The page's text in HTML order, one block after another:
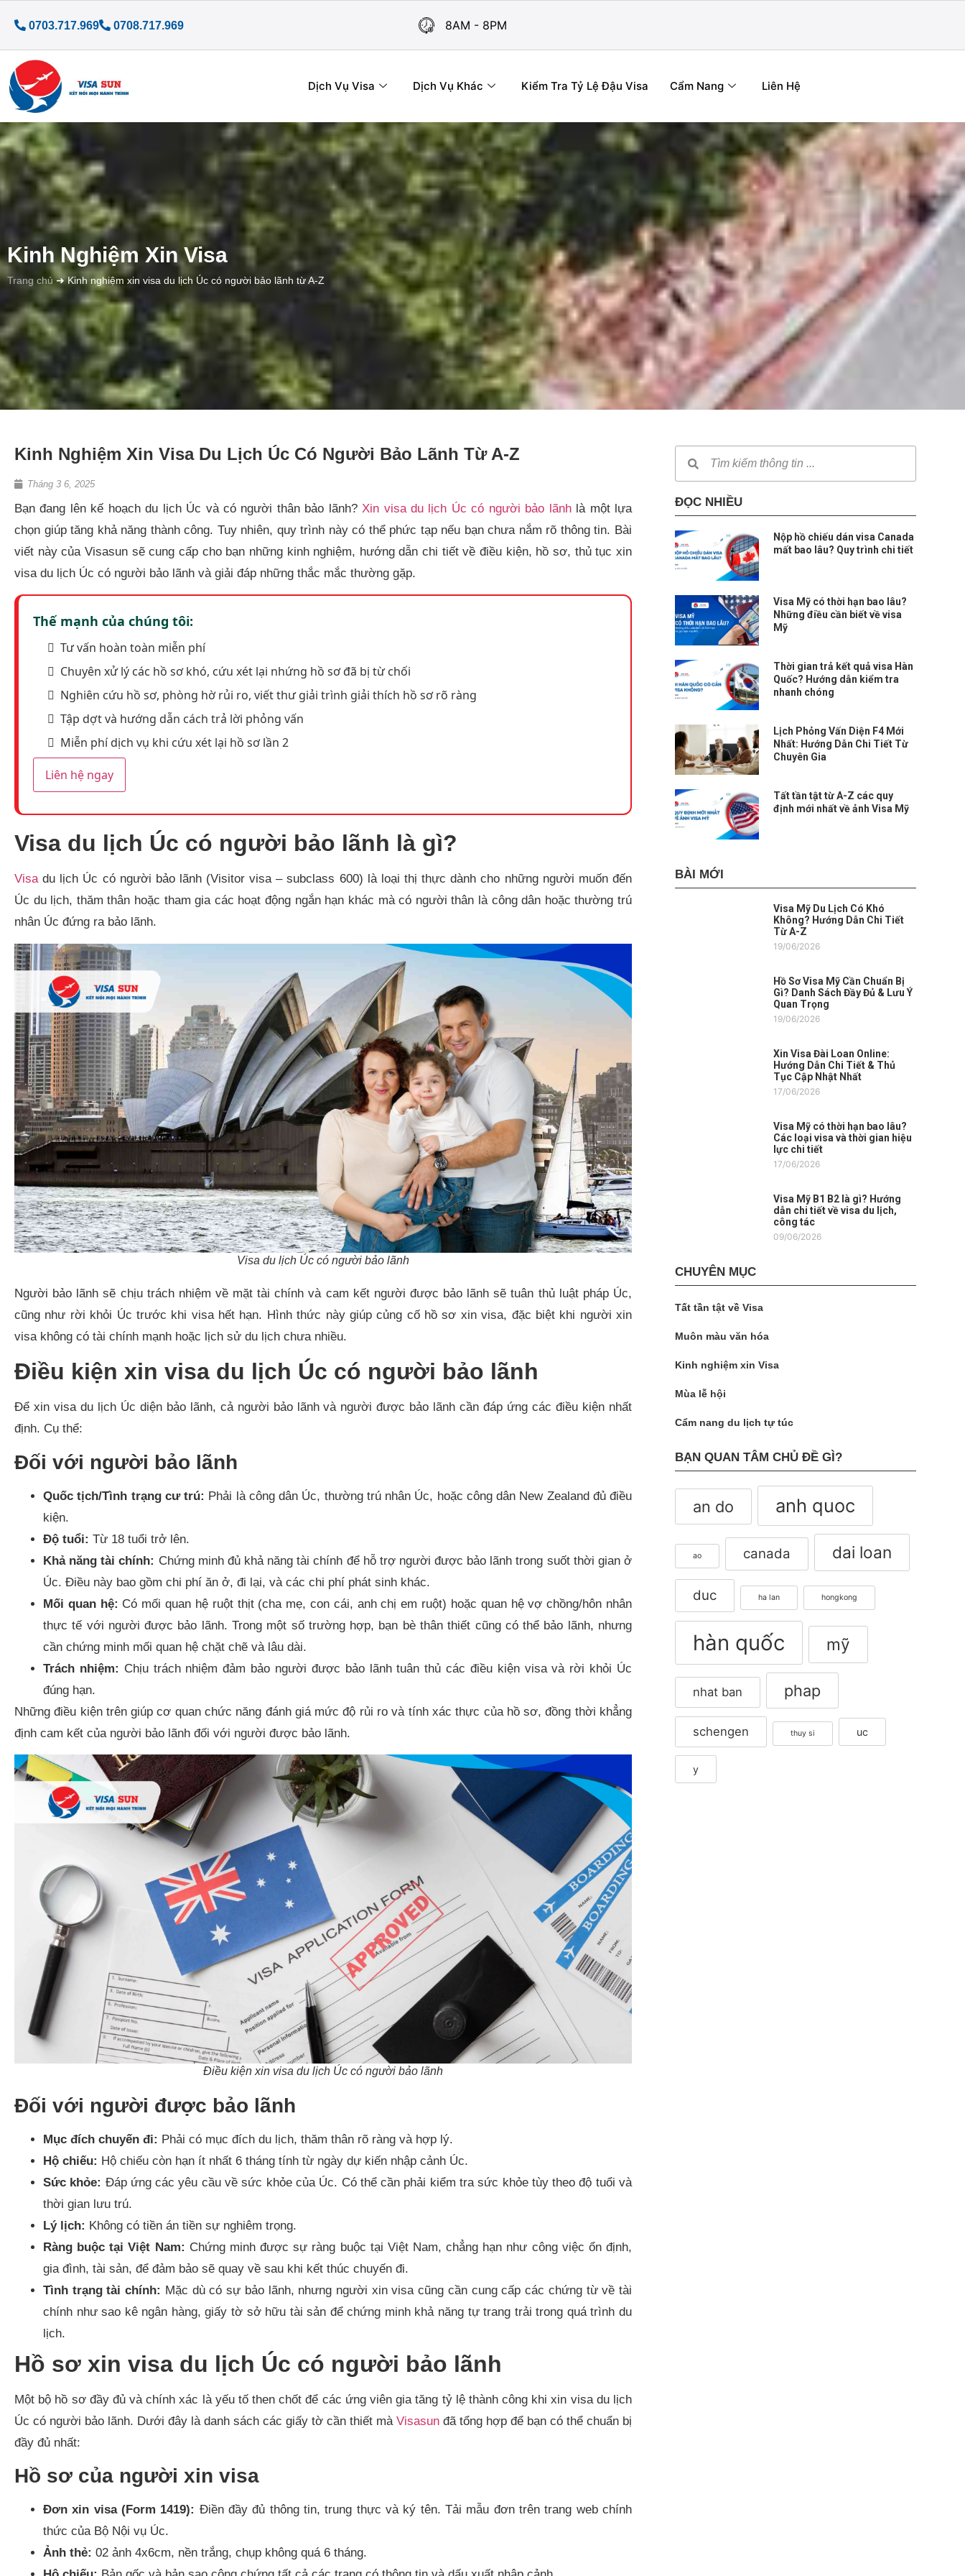
0703.717.969 0708.717.969 8AM - 8PM
Dịch Vụ Visa Dịch Vụ Khác Kiểm Tra Tỷ Lệ Đậu Visa Cẩm Nang Liên Hệ
Kinh Nghiệm Xin Visa
Trang chủ➜Kinh nghiệm xin visa du lịch Úc có người bảo lãnh từ A-Z
Kinh Nghiệm Xin Visa Du Lịch Úc Có Người Bảo Lãnh Từ A-Z
Tháng 3 6, 2025
Bạn đang lên kế hoạch du lịch Úc và có người thân bảo lãnh?Xin visa du lịch Úc có người bảo lãnhlà một lựa
chọn giúp tăng khả năng thành công. Tuy nhiên, quy trình này có thể phức tạp nếu bạn chưa nắm rõ thông tin. Bài
viết này của Visasun sẽ cung cấp cho bạn những kinh nghiệm, hướng dẫn chi tiết về điều kiện, hồ sơ, thủ tục xin
visa du lịch Úc có người bảo lãnh và giải đáp những thắc mắc thường gặp.
Thế mạnh của chúng tôi:
Tư vấn hoàn toàn miễn phí
Chuyên xử lý các hồ sơ khó, cứu xét lại nhứng hồ sơ đã bị từ chối
Nghiên cứu hồ sơ, phòng hờ rủi ro, viết thư giải trình giải thích hồ sơ rõ ràng
Tập dợt và hướng dẫn cách trả lời phỏng vấn
Miễn phí dịch vụ khi cứu xét lại hồ sơ lần 2
Liên hệ ngay
Visa du lịch Úc có người bảo lãnh là gì?
Visadu lịch Úc có người bảo lãnh (Visitor visa – subclass 600) là loại thị thực dành cho những người muốn đến
Úc du lịch, thăm thân hoặc tham gia các hoạt động ngắn hạn khác mà có người thân là công dân hoặc thường trú
nhân Úc đứng ra bảo lãnh.
Visa du lịch Úc có người bảo lãnh
Người bảo lãnh sẽ chịu trách nhiệm về mặt tài chính và cam kết người được bảo lãnh sẽ tuân thủ luật pháp Úc,
cũng như rời khỏi Úc trước khi visa hết hạn. Hình thức này giúp củng cố hồ sơ xin visa, đặc biệt khi người xin
visa không có tài chính mạnh hoặc lịch sử du lịch chưa nhiều.
Điều kiện xin visa du lịch Úc có người bảo lãnh
Để xin visa du lịch Úc diện bảo lãnh, cả người bảo lãnh và người được bảo lãnh cần đáp ứng các điều kiện nhất
định. Cụ thể:
Đối với người bảo lãnh
Quốc tịch/Tình trạng cư trú: Phải là công dân Úc, thường trú nhân Úc, hoặc công dân New Zealand đủ điều
kiện.
Độ tuổi: Từ 18 tuổi trở lên.
Khả năng tài chính: Chứng minh đủ khả năng tài chính để hỗ trợ người được bảo lãnh trong suốt thời gian ở
Úc. Điều này bao gồm chi phí ăn ở, đi lại, và các chi phí phát sinh khác.
Mối quan hệ: Có mối quan hệ ruột thịt (cha mẹ, con cái, anh chị em ruột) hoặc quan hệ vợ chồng/hôn nhân
thực tế với người được bảo lãnh. Trong một số trường hợp, bạn bè thân thiết cũng có thể bảo lãnh, nhưng
cần chứng minh mối quan hệ chặt chẽ và lâu dài.
Trách nhiệm: Chịu trách nhiệm đảm bảo người được bảo lãnh tuân thủ các điều kiện visa và rời khỏi Úc
đúng hạn.
Những điều kiện trên giúp cơ quan chức năng đánh giá mức độ rủi ro và tính xác thực của hồ sơ, đồng thời khẳng
định cam kết của người bảo lãnh đối với người được bảo lãnh.
Điều kiện xin visa du lịch Úc có người bảo lãnh
Đối với người được bảo lãnh
Mục đích chuyến đi: Phải có mục đích du lịch, thăm thân rõ ràng và hợp lý.
Hộ chiếu: Hộ chiếu còn hạn ít nhất 6 tháng tính từ ngày dự kiến nhập cảnh Úc.
Sức khỏe: Đáp ứng các yêu cầu về sức khỏe của Úc. Có thể cần phải kiểm tra sức khỏe tùy theo độ tuổi và
thời gian lưu trú.
Lý lịch: Không có tiền án tiền sự nghiêm trọng.
Ràng buộc tại Việt Nam: Chứng minh được sự ràng buộc tại Việt Nam, chẳng hạn như công việc ổn định,
gia đình, tài sản, để đảm bảo sẽ quay về sau khi kết thúc chuyến đi.
Tình trạng tài chính: Mặc dù có sự bảo lãnh, nhưng người xin visa cũng cần cung cấp các chứng từ về tài
chính như sao kê ngân hàng, giấy tờ sở hữu tài sản để chứng minh khả năng tự trang trải trong quá trình du
lịch.
Hồ sơ xin visa du lịch Úc có người bảo lãnh
Một bộ hồ sơ đầy đủ và chính xác là yếu tố then chốt để các ứng viên gia tăng tỷ lệ thành công khi xin visa du lịch
Úc có người bảo lãnh. Dưới đây là danh sách các giấy tờ cần thiết mà Visasun đã tổng hợp để bạn có thể chuẩn bị
đầy đủ nhất:
Hồ sơ của người xin visa
Đơn xin visa (Form 1419): Điền đầy đủ thông tin, trung thực và ký tên. Tải mẫu đơn trên trang web chính
thức của Bộ Nội vụ Úc.
Ảnh thẻ: 02 ảnh 4x6cm, nền trắng, chụp không quá 6 tháng.
ĐỌC NHIỀU
Nộp hồ chiếu dán visa Canada
mất bao lâu? Quy trình chi tiết
Visa Mỹ có thời hạn bao lâu?
Những điều cần biết về visa
Mỹ
Thời gian trả kết quả visa Hàn
Quốc? Hướng dẫn kiểm tra
nhanh chóng
Lịch Phỏng Vấn Diện F4 Mới
Nhất: Hướng Dẫn Chi Tiết Từ
Chuyên Gia
Tất tần tật từ A-Z các quy
định mới nhất về ảnh Visa Mỹ
BÀI MỚI
Visa Mỹ Du Lịch Có Khó
Không? Hướng Dẫn Chi Tiết
Từ A-Z
19/06/2026
Hồ Sơ Visa Mỹ Cần Chuẩn Bị
Gì? Danh Sách Đầy Đủ & Lưu Ý
Quan Trọng
19/06/2026
Xin Visa Đài Loan Online:
Hướng Dẫn Chi Tiết & Thủ
Tục Cập Nhật Nhất
17/06/2026
Visa Mỹ có thời hạn bao lâu?
Các loại visa và thời gian hiệu
lực chi tiết
17/06/2026
Visa Mỹ B1 B2 là gì? Hướng
dẫn chi tiết về visa du lịch,
công tác
09/06/2026
CHUYÊN MỤC
Tất tần tật về Visa
Muôn màu văn hóa
Kinh nghiệm xin Visa
Mùa lễ hội
Cẩm nang du lịch tự túc
BẠN QUAN TÂM CHỦ ĐỀ GÌ?
an do anh quoc
ao canada dai loan
duc ha lan hongkong
hàn quốc mỹ
nhat ban phap
schengen thuy si uc
y